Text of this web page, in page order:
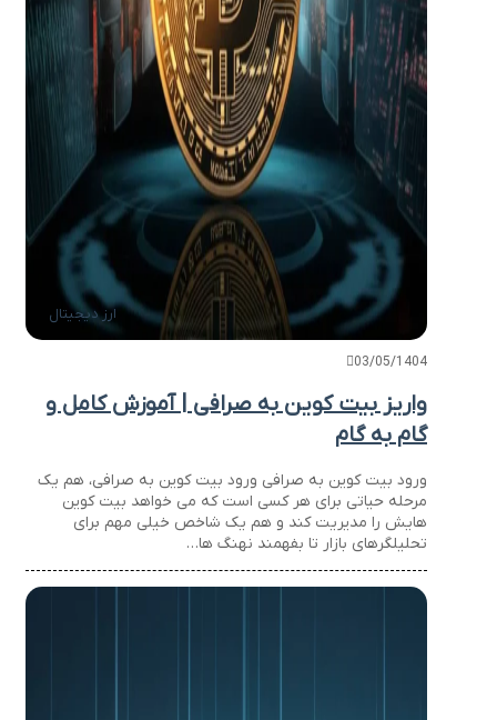
ارز دیجیتال
03/05/1404
واریز بیت کوین به صرافی | آموزش کامل و
گام به گام
ورود بیت کوین به صرافی ورود بیت کوین به صرافی، هم یک
مرحله حیاتی برای هر کسی است که می خواهد بیت کوین
هایش را مدیریت کند و هم یک شاخص خیلی مهم برای
تحلیلگرهای بازار تا بفهمند نهنگ ها…